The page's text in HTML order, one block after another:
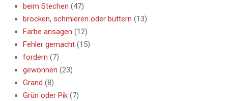
beim Stechen (47)
brocken, schmieren oder buttern (13)
Farbe ansagen (12)
Fehler gemacht (15)
fordern (7)
gewonnen (23)
Grand (8)
Grün oder Pik (7)